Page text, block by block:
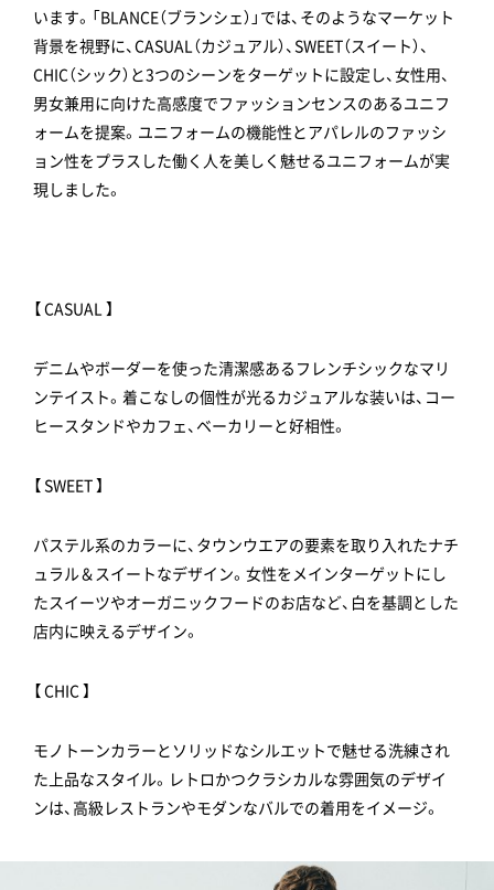
います。「BLANCE（ブランシェ）」では、そのようなマーケット
背景を視野に、CASUAL（カジュアル）、SWEET（スイート）、
CHIC（シック）と3つのシーンをターゲットに設定し、女性用、
男女兼用に向けた高感度でファッションセンスのあるユニフ
ォームを提案。ユニフォームの機能性とアパレルのファッシ
ョン性をプラスした働く人を美しく魅せるユニフォームが実
現しました。
【 CASUAL 】
デニムやボーダーを使った清潔感あるフレンチシックなマリ
ンテイスト。着こなしの個性が光るカジュアルな装いは、コー
ヒースタンドやカフェ、ベーカリーと好相性。
【 SWEET 】
パステル系のカラーに、タウンウエアの要素を取り入れたナチ
ュラル＆スイートなデザイン。女性をメインターゲットにし
たスイーツやオーガニックフードのお店など、白を基調とした
店内に映えるデザイン。
【 CHIC 】
モノトーンカラーとソリッドなシルエットで魅せる洗練され
た上品なスタイル。レトロかつクラシカルな雰囲気のデザイ
ンは、高級レストランやモダンなバルでの着用をイメージ。